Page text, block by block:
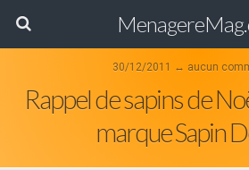
30/12/2011 ↔ aucun
Rappel de sapins de
marque Sapin